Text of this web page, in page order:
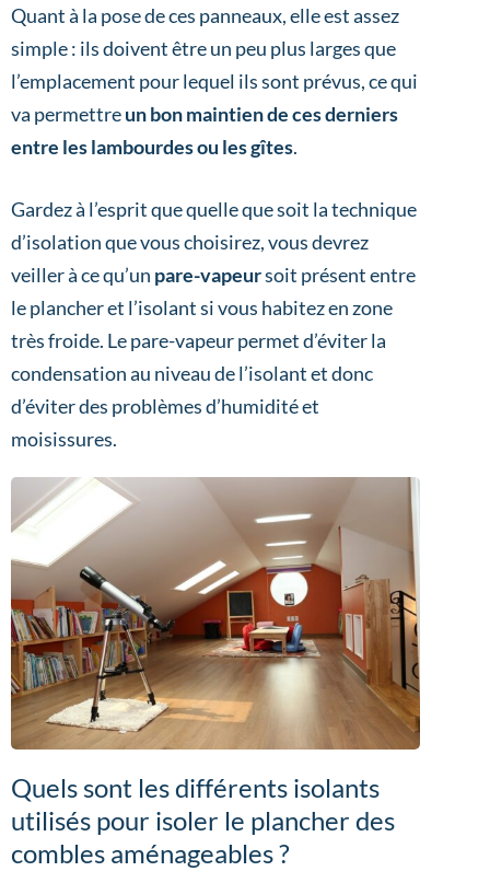
Quant à la pose de ces panneaux, elle est assez
simple : ils doivent être un peu plus larges que
l’emplacement pour lequel ils sont prévus, ce qui
va permettreun bon maintien de ces derniers
entre les lambourdes ou les gîtes.
Gardez à l’esprit que quelle que soit la technique
d’isolation que vous choisirez, vous devrez
veiller à ce qu’un pare-vapeursoit présent entre
le plancher et l’isolant si vous habitez en zone
très froide. Le pare-vapeur permet d’éviter la
condensation au niveau de l’isolant et donc
d’éviter des problèmes d’humidité et
moisissures.
Quels sont les différents isolants
utilisés pour isoler le plancher des
combles aménageables ?